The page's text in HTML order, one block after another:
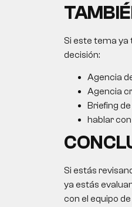
Si este tema ya
decisión:
Agencia
Agencia
Briefing
hablar
Si estás
ya estás
con el equipo